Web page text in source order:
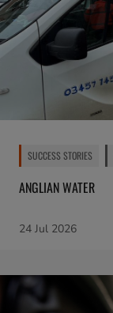
SUCCESS STORIES
ANGLIAN WATER
24 Jul 2026